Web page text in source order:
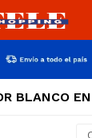
BLANCO